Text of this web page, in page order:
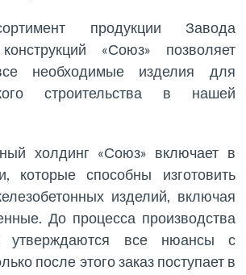
продукции Завода
«Союз» позволяет
необходимые изделия для
строительства в нашей
холдинг «Союз» включает в
которые способны изготовить
изделий, включая
До процесса производства
все нюансы с
после этого заказ поступает в